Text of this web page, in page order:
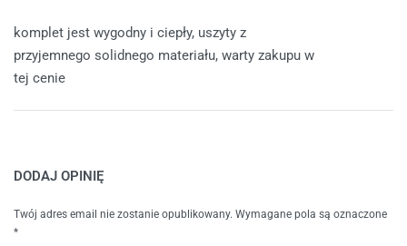
komplet jest wygodny i ciepły, uszyty z
przyjemnego solidnego materiału, warty zakupu w
tej cenie
DODAJ OPINIĘ
Twój adres email nie zostanie opublikowany. Wymagane pola są oznaczone
*